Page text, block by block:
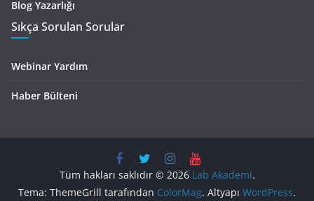
Blog Yazarlığı
Sıkça Sorulan Sorular
Webinar Yardım
Haber Bülteni
Tüm hakları saklıdır © 2026 Lab Akademi.
Tema: ThemeGrill tarafından ColorMag. Altyapı WordPress.